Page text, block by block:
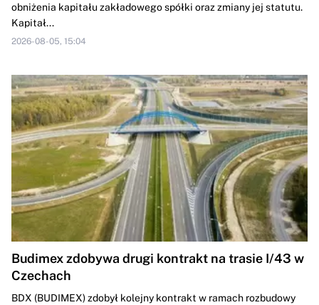
obniżenia kapitału zakładowego spółki oraz zmiany jej statutu.
Kapitał...
2026-08-05, 15:04
Budimex zdobywa drugi kontrakt na trasie I/43 w
Czechach
BDX (BUDIMEX) zdobył kolejny kontrakt w ramach rozbudowy